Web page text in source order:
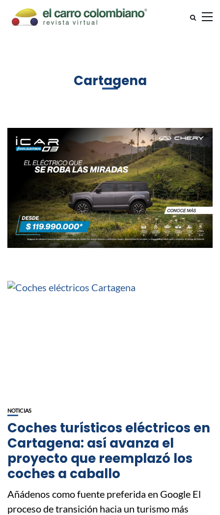
Cartagena
NOTICIAS
Coches turísticos eléctricos en
Cartagena: así avanza el
proyecto que reemplazó los
coches a caballo
Añádenos como fuente preferida en Google El
proceso de transición hacia un turismo más